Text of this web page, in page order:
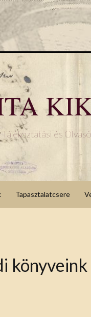
Tájékoztatási és
Tapasztalatcsere